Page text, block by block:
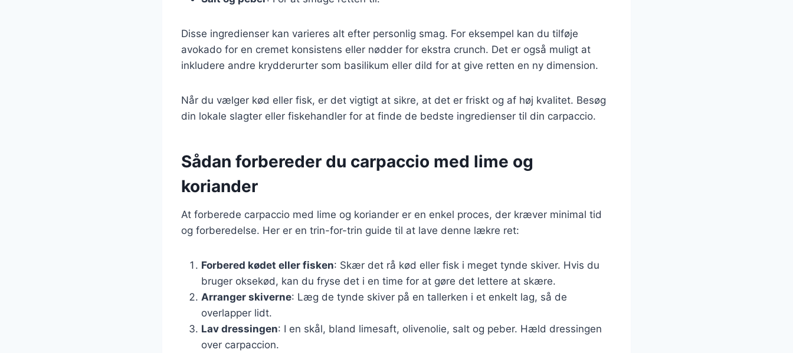
Disse ingredienser kan varieres alt efter personlig smag. For eksempel kan du tilføje
avokado for en cremet konsistens eller nødder for ekstra crunch. Det er også muligt at
inkludere andre krydderurter som basilikum eller dild for at give retten en ny dimension.
Når du vælger kød eller fisk, er det vigtigt at sikre, at det er friskt og af høj kvalitet. Besøg
din lokale slagter eller fiskehandler for at finde de bedste ingredienser til din carpaccio.
Sådan forbereder du carpaccio med lime og
koriander
At forberede carpaccio med lime og koriander er en enkel proces, der kræver minimal tid
og forberedelse. Her er en trin-for-trin guide til at lave denne lækre ret:
Forbered kødet eller fisken: Skær det rå kød eller fisk i meget tynde skiver. Hvis du
bruger oksekød, kan du fryse det i en time for at gøre det lettere at skære.
Arranger skiverne: Læg de tynde skiver på en tallerken i et enkelt lag, så de
overlapper lidt.
Lav dressingen: I en skål, bland limesaft, olivenolie, salt og peber. Hæld dressingen
over carpaccion.